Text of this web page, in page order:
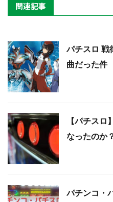
関連記事
パチスロ 戦
曲だった件
【パチスロ
なったのか
パチンコ・